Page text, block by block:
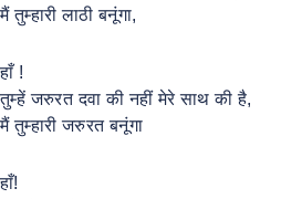
मैं तुम्हारी लाठी बनूंगा,
हाँ !
तुम्हें जरुरत दवा की नहीं मेरे साथ की है,
मैं तुम्हारी जरुरत बनूंगा
हाँ!